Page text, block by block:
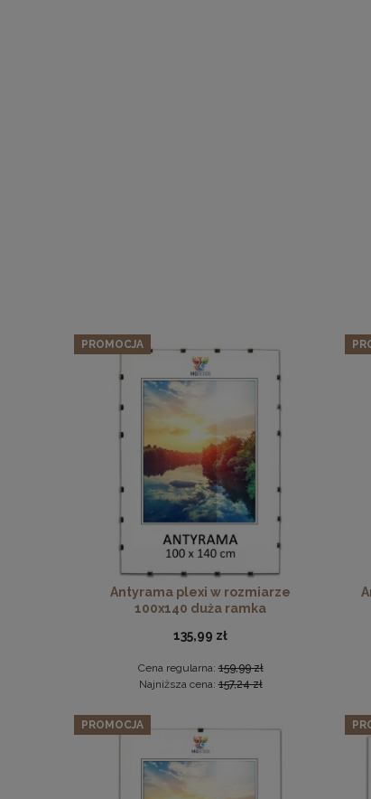
Antyrama plexi w rozmiarze
100x140 duża ramka
135,99 zł
Cena regularna:159,99 zł
Najniższa cena:157,24 zł
PROMOCJA
PROMOCJA